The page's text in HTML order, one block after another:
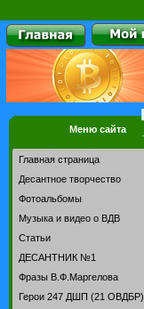
Меню сайта
Главная страница
Десантное творчество
Фотоальбомы
Музыка и видео о ВДВ
Статьи
ДЕСАНТНИК №1
Фразы В.Ф.Маргелова
Герои 247 ДШП (21 ОВДБР)